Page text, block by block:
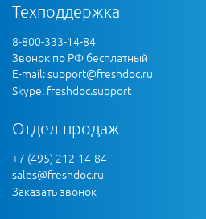
Техподдержка
8-800-333-14-84
Звонок по РФ бесплатный
E-mail:support@freshdoc.ru
Skype: freshdoc.support
Отдел продаж
+7 (495) 212-14-84
sales@freshdoc.ru
Заказать звонок